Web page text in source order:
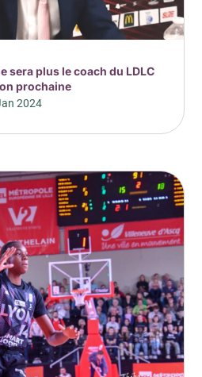
sera plus le coach du LDLC
prochaine
2024